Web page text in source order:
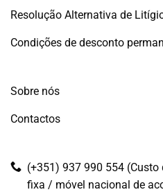
Resolução Alternativa de
Condições de desconto
Sobre nós
Contactos
(+351) 937 990 554 (Custo
fixa / móvel nacional de